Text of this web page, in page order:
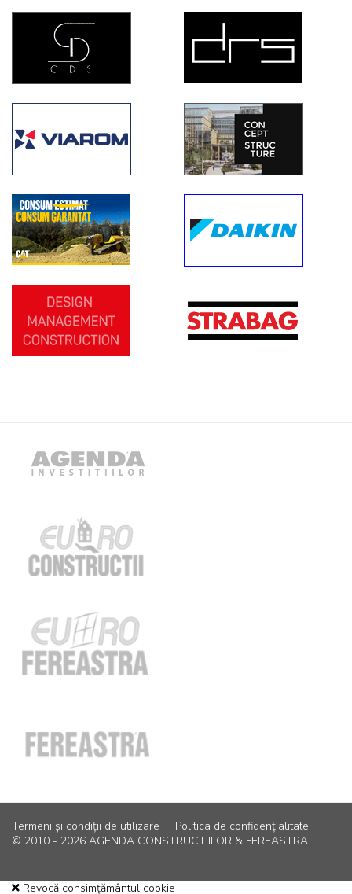
Termeni și condiții de utilizare
Politica de confidențialitate
© 2010 - 2026 AGENDA CONSTRUCTIILOR & FEREASTRA.
Revocă consimțământul cookie